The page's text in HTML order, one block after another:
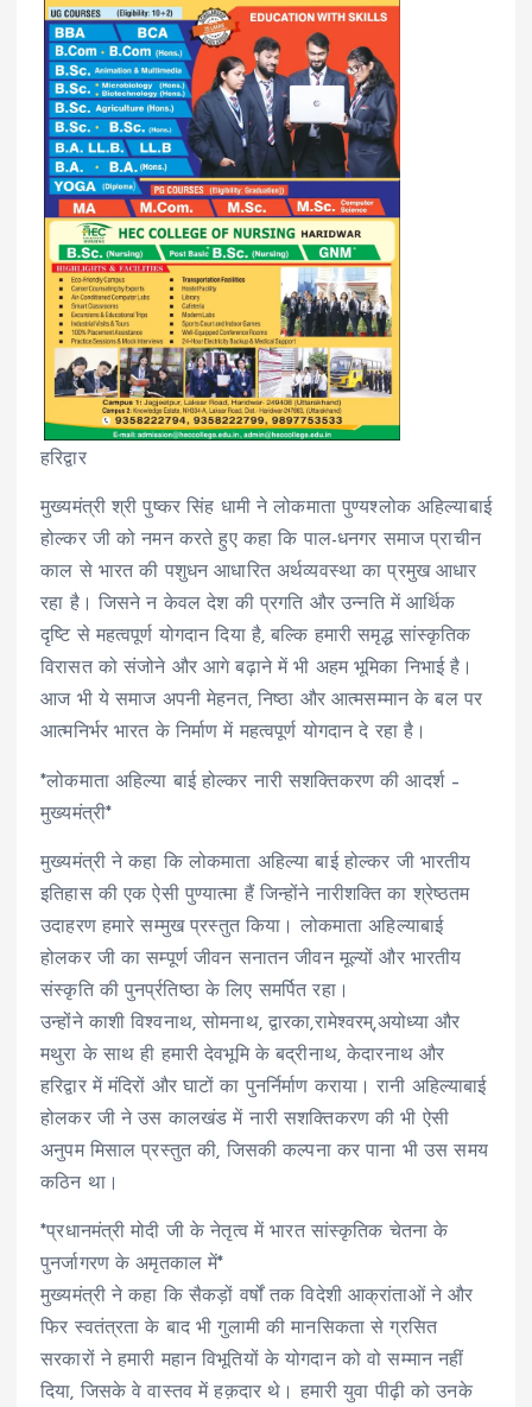
हरिद्वार
मुख्यमंत्री श्री पुष्कर सिंह धामी ने लोकमाता पुण्यश्लोक अहिल्याबाई
होल्कर जी को नमन करते हुए कहा कि पाल-धनगर समाज प्राचीन
काल से भारत की पशुधन आधारित अर्थव्यवस्था का प्रमुख आधार
रहा है। जिसने न केवल देश की प्रगति और उन्नति में आर्थिक
दृष्टि से महत्वपूर्ण योगदान दिया है, बल्कि हमारी समृद्ध सांस्कृतिक
विरासत को संजोने और आगे बढ़ाने में भी अहम भूमिका निभाई है।
आज भी ये समाज अपनी मेहनत, निष्ठा और आत्मसम्मान के बल पर
आत्मनिर्भर भारत के निर्माण में महत्वपूर्ण योगदान दे रहा है।
*लोकमाता अहिल्या बाई होल्कर नारी सशक्तिकरण की आदर्श –
मुख्यमंत्री*
मुख्यमंत्री ने कहा कि लोकमाता अहिल्या बाई होल्कर जी भारतीय
इतिहास की एक ऐसी पुण्यात्मा हैं जिन्होंने नारीशक्ति का श्रेष्ठतम
उदाहरण हमारे सम्मुख प्रस्तुत किया। लोकमाता अहिल्याबाई
होलकर जी का सम्पूर्ण जीवन सनातन जीवन मूल्यों और भारतीय
संस्कृति की पुनर्प्रतिष्ठा के लिए समर्पित रहा।
उन्होंने काशी विश्वनाथ, सोमनाथ, द्वारका,रामेश्वरम्,अयोध्या और
मथुरा के साथ ही हमारी देवभूमि के बद्रीनाथ, केदारनाथ और
हरिद्वार में मंदिरों और घाटों का पुनर्निर्माण कराया। रानी अहिल्याबाई
होलकर जी ने उस कालखंड में नारी सशक्तिकरण की भी ऐसी
अनुपम मिसाल प्रस्तुत की, जिसकी कल्पना कर पाना भी उस समय
कठिन था।
*प्रधानमंत्री मोदी जी के नेतृत्व में भारत सांस्कृतिक चेतना के
पुनर्जागरण के अमृतकाल में*
मुख्यमंत्री ने कहा कि सैकड़ों वर्षों तक विदेशी आक्रांताओं ने और
फिर स्वतंत्रता के बाद भी गुलामी की मानसिकता से ग्रसित
सरकारों ने हमारी महान विभूतियों के योगदान को वो सम्मान नहीं
दिया, जिसके वे वास्तव में हक़दार थे। हमारी युवा पीढ़ी को उनके